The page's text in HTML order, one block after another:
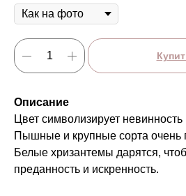
Описание
Цвет символизирует
Пышные и крупные сорта очень
Белые хризантемы дарятся,
преданность и искренность.